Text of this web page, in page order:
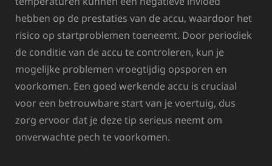
hebben op de prestaties van de accu, waardoor het
risico op startproblemen toeneemt. Door periodiek
de conditie van de accu te controleren, kun je
mogelijke problemen vroegtijdig opsporen en
voorkomen. Een goed werkende accu is cruciaal
voor een betrouwbare start van je voertuig, dus
zorg ervoor dat je deze tip serieus neemt om
onverwachte pech te voorkomen.